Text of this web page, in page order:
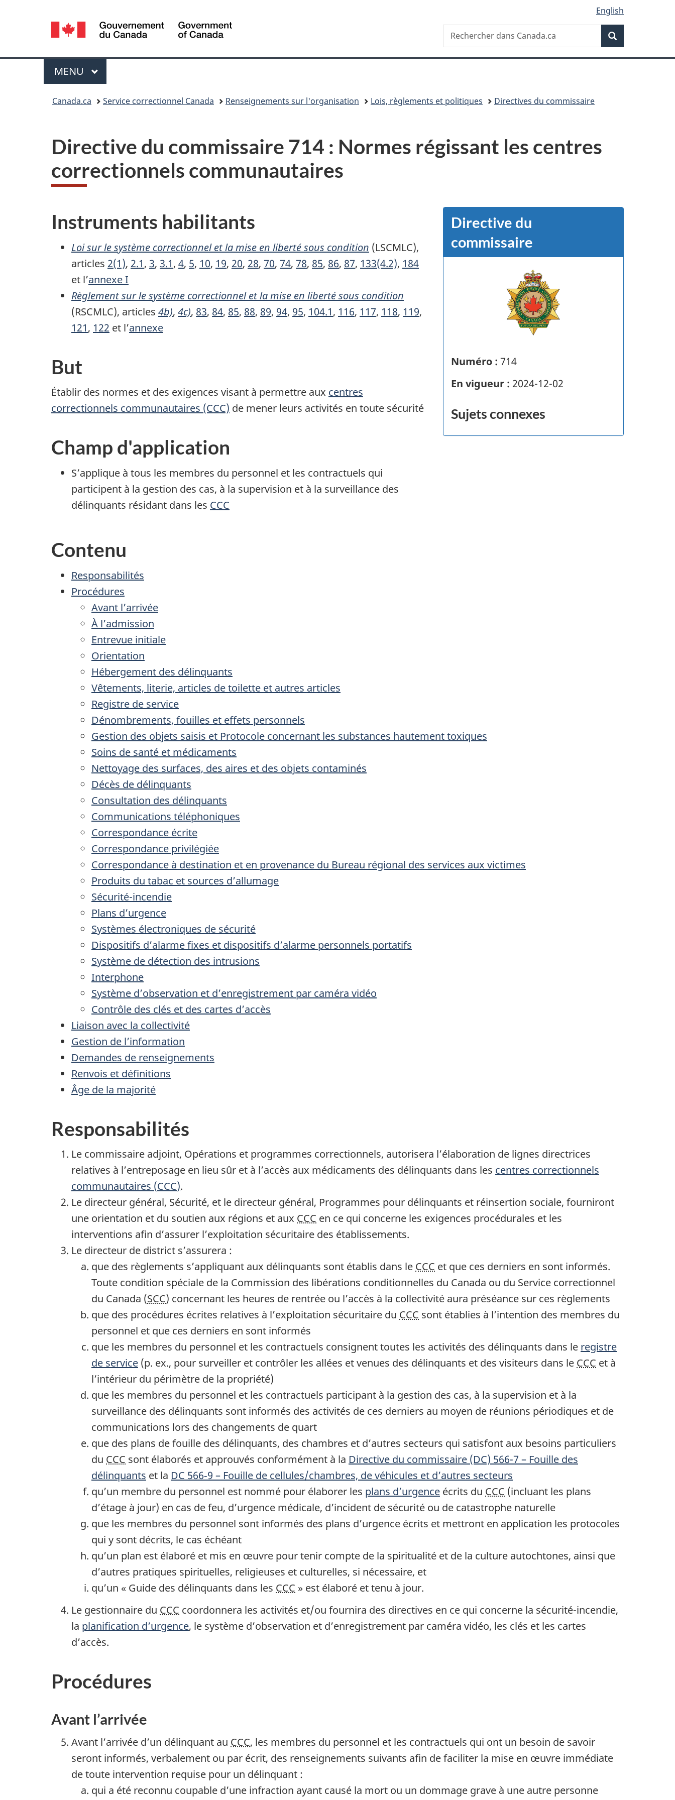
sujet
HTML
Sélection
de
la
langue
English
Canada
Recherche
Rechercher
dans
Menu
MENU PRINCIPAL
Canada.ca Service correctionnel Canada Renseignements sur l'organisation Lois, règlements et politiques Directives du commissaire
Directive du commissaire 714 : Normes régissant les centres
correctionnels communautaires
Instruments habilitants
Loi sur le système correctionnel et la mise en liberté sous condition (LSCMLC),
articles 2(1), 2.1, 3, 3.1, 4, 5, 10, 19, 20, 28, 70, 74, 78, 85, 86, 87, 133(4.2), 184
et l’annexe I
Règlement sur le système correctionnel et la mise en liberté sous condition
(RSCMLC), articles 4b), 4c), 83, 84, 85, 88, 89, 94, 95, 104.1, 116, 117, 118, 119,
121, 122 et l’annexe
But
Établir des normes et des exigences visant à permettre aux centres
correctionnels communautaires (CCC) de mener leurs activités en toute sécurité
Champ d'application
S’applique à tous les membres du personnel et les contractuels qui
participent à la gestion des cas, à la supervision et à la surveillance des
délinquants résidant dans les CCC
Directive du
commissaire
Numéro : 714
En vigueur : 2024-12-02
Sujets connexes
Contenu
Responsabilités
Procédures
Avant l’arrivée
À l’admission
Entrevue initiale
Orientation
Hébergement des délinquants
Vêtements, literie, articles de toilette et autres articles
Registre de service
Dénombrements, fouilles et effets personnels
Gestion des objets saisis et Protocole concernant les substances hautement toxiques
Soins de santé et médicaments
Nettoyage des surfaces, des aires et des objets contaminés
Décès de délinquants
Consultation des délinquants
Communications téléphoniques
Correspondance écrite
Correspondance privilégiée
Correspondance à destination et en provenance du Bureau régional des services aux victimes
Produits du tabac et sources d’allumage
Sécurité-incendie
Plans d’urgence
Systèmes électroniques de sécurité
Dispositifs d’alarme fixes et dispositifs d’alarme personnels portatifs
Système de détection des intrusions
Interphone
Système d’observation et d’enregistrement par caméra vidéo
Contrôle des clés et des cartes d’accès
Liaison avec la collectivité
Gestion de l’information
Demandes de renseignements
Renvois et définitions
Âge de la majorité
Responsabilités
Le commissaire adjoint, Opérations et programmes correctionnels, autorisera l’élaboration de lignes directrices
relatives à l’entreposage en lieu sûr et à l’accès aux médicaments des délinquants dans les centres correctionnels
communautaires (CCC).
Le directeur général, Sécurité, et le directeur général, Programmes pour délinquants et réinsertion sociale, fourniront
une orientation et du soutien aux régions et aux CCC en ce qui concerne les exigences procédurales et les
interventions afin d’assurer l’exploitation sécuritaire des établissements.
Le directeur de district s’assurera :
que des règlements s’appliquant aux délinquants sont établis dans le CCC et que ces derniers en sont informés.
Toute condition spéciale de la Commission des libérations conditionnelles du Canada ou du Service correctionnel
du Canada (SCC) concernant les heures de rentrée ou l’accès à la collectivité aura préséance sur ces règlements
que des procédures écrites relatives à l’exploitation sécuritaire du CCC sont établies à l’intention des membres du
personnel et que ces derniers en sont informés
que les membres du personnel et les contractuels consignent toutes les activités des délinquants dans le registre
de service (p. ex., pour surveiller et contrôler les allées et venues des délinquants et des visiteurs dans le CCC et à
l’intérieur du périmètre de la propriété)
que les membres du personnel et les contractuels participant à la gestion des cas, à la supervision et à la
surveillance des délinquants sont informés des activités de ces derniers au moyen de réunions périodiques et de
communications lors des changements de quart
que des plans de fouille des délinquants, des chambres et d’autres secteurs qui satisfont aux besoins particuliers
du CCC sont élaborés et approuvés conformément à la Directive du commissaire (DC) 566-7 – Fouille des
délinquants et la DC 566‑9 – Fouille de cellules/chambres, de véhicules et d’autres secteurs
qu’un membre du personnel est nommé pour élaborer les plans d’urgence écrits du CCC (incluant les plans
d’étage à jour) en cas de feu, d’urgence médicale, d’incident de sécurité ou de catastrophe naturelle
que les membres du personnel sont informés des plans d’urgence écrits et mettront en application les protocoles
qui y sont décrits, le cas échéant
qu’un plan est élaboré et mis en œuvre pour tenir compte de la spiritualité et de la culture autochtones, ainsi que
d’autres pratiques spirituelles, religieuses et culturelles, si nécessaire, et
qu’un « Guide des délinquants dans les CCC » est élaboré et tenu à jour.
Le gestionnaire du CCC coordonnera les activités et/ou fournira des directives en ce qui concerne la sécurité-incendie,
la planification d’urgence, le système d’observation et d’enregistrement par caméra vidéo, les clés et les cartes
d’accès.
Procédures
Avant l’arrivée
Avant l’arrivée d’un délinquant au CCC, les membres du personnel et les contractuels qui ont un besoin de savoir
seront informés, verbalement ou par écrit, des renseignements suivants afin de faciliter la mise en œuvre immédiate
de toute intervention requise pour un délinquant :
qui a été reconnu coupable d’une infraction ayant causé la mort ou un dommage grave à une autre personne